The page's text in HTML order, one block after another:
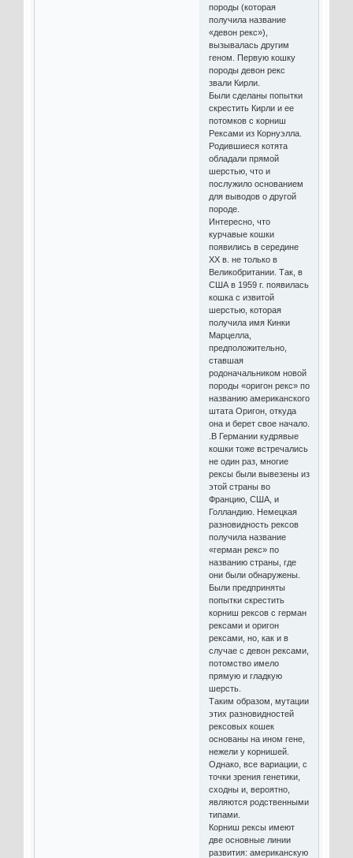
породы (которая
получила название
«девон рекс»),
вызывалась другим
геном. Первую кошку
породы девон рекс
звали Кирли.
Были сделаны попытки
скрестить Кирли и ее
потомков с корниш
Рексами из Корнуэлла.
Родившиеся котята
обладали прямой
шерстью, что и
послужило основанием
для выводов о другой
породе.
Интересно, что
курчавые кошки
появились в середине
XX в. не только в
Великобритании. Так, в
США в 1959 г. появилась
кошка с извитой
шерстью, которая
получила имя Кинки
Марцелла,
предположительно,
ставшая
родоначальником новой
породы «оригон рекс» по
названию американского
штата Оригон, откуда
она и берет свое начало.
.В Германии кудрявые
кошки тоже встречались
не один раз, многие
рексы были вывезены из
этой страны во
Францию, США, и
Голландию. Немецкая
разновидность рексов
получила название
«герман рекс» по
названию страны, где
они были обнаружены.
Были предприняты
попытки скрестить
корниш рексов с герман
рексами и оригон
рексами, но, как и в
случае с девон рексами,
потомство имело
прямую и гладкую
шерсть.
Таким образом, мутации
этих разновидностей
рексовых кошек
основаны на ином гене,
нежели у корнишей.
Однако, все вариации, с
точки зрения генетики,
сходны и, вероятно,
являются родственными
типами.
Корниш рексы имеют
две основные линии
развития: американскую